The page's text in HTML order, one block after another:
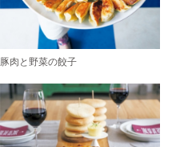
豚肉と野菜の餃子